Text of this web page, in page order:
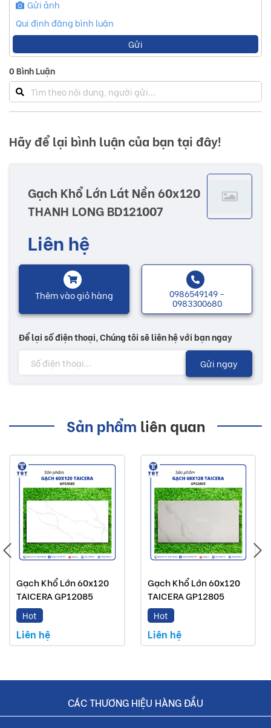
Gửi ảnh
Qui định đăng bình luận
Gửi
0Bình Luận
Hãy để lại bình luận của bạn tại đây!
Gạch Khổ Lớn Lát Nền 60x120
THANH LONG BD121007
Liên hệ
Thêm vào giỏ hàng 0986549149 -
0983300680
Để lại số điện thoại, Chúng tôi sẽ liên hệ với bạn ngay
Gửi ngay
Sản phẩm liên quan
Gạch Khổ Lớn 60x120
TAICERA GP12085
Hot
Liên hệ
Gạch Khổ Lớn 60x120
TAICERA GP12805
Hot
Liên hệ
CÁC THƯƠNG HIỆU HÀNG ĐẦU